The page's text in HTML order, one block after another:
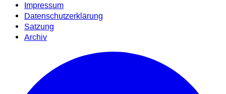
Impressum
Datenschutzerklärung
Satzung
Archiv